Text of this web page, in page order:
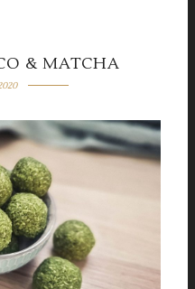
& MATCHA